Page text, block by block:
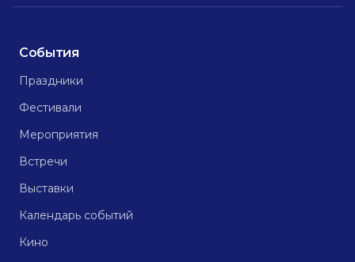
События
Праздники
Фестивали
Мероприятия
Встречи
Выставки
Календарь событий
Кино